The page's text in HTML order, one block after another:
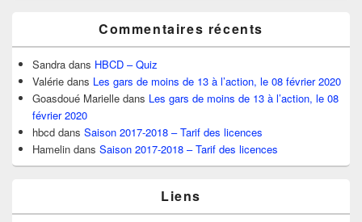
Commentaires récents
Sandra dans HBCD – Quiz
Valérie dans Les gars de moins de 13 à l’action, le 08 février 2020
Goasdoué Marielle dans Les gars de moins de 13 à l’action, le 08
février 2020
hbcd dans Saison 2017-2018 – Tarif des licences
Hamelin dans Saison 2017-2018 – Tarif des licences
Liens